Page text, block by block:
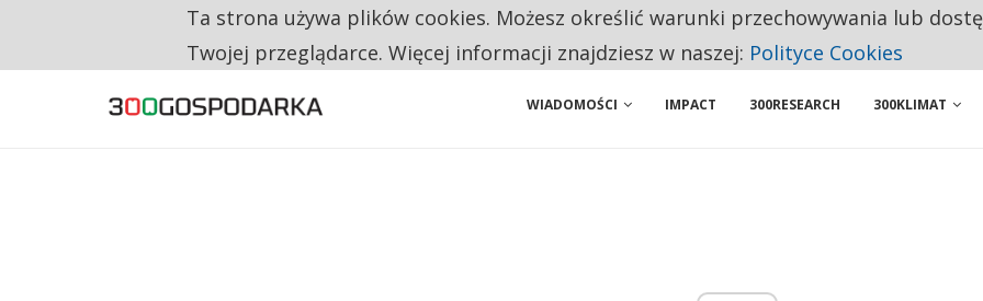
RESTRYKCJE CHIN UDERZAJĄ W EUROPEJSKI PRZEMYSŁ. NA LIŚCIE SĄ DWA PODMIOTY Z POLSKI
CO TRZECIĄ ZŁOTÓWKĘ Z EMERYTURY SENIORZY PRZEZNACZAJĄ NA PODSTAWOWE ZAKUPY
WIADOMOŚCI
IMPACT 300RESEARCH 300KLIMAT
Ta strona używa plików cookies. Możesz określić warunki przechowywania lub
Twojej przeglądarce. Więcej informacji znajdziesz w naszej: Polityce Cookies